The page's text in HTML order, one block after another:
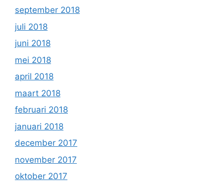
september 2018
juli 2018
juni 2018
mei 2018
april 2018
maart 2018
februari 2018
januari 2018
december 2017
november 2017
oktober 2017